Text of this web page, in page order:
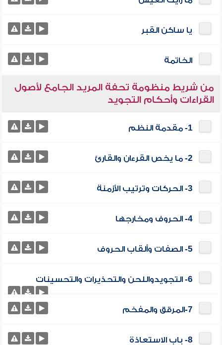
يا ساكن القبر
الخاتمة
من شريط منظومة تحفة المريد الجامع لأصول
القراءات وأحكام التجويد
1- مقدمة النظم
2- ما يخص القرءان والقارئ
3- الحركات وترتيب الأزمنة
4- الحروف ومخارجها
5- الصفات وألقاب الحروف
6- التجويدواللحن والتحذيرات والتحسينات
7-المرقق والمفخم
8- باب الاستعاذة